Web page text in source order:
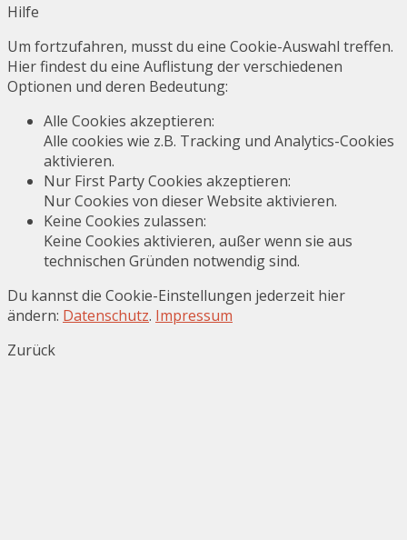
Hilfe
Um fortzufahren, musst du eine Cookie-Auswahl treffen.
Hier findest du eine Auflistung der verschiedenen
Optionen und deren Bedeutung:
Alle Cookies akzeptieren:
Alle cookies wie z.B. Tracking und Analytics-Cookies
aktivieren.
Nur First Party Cookies akzeptieren:
Nur Cookies von dieser Website aktivieren.
Keine Cookies zulassen:
Keine Cookies aktivieren, außer wenn sie aus
technischen Gründen notwendig sind.
Du kannst die Cookie-Einstellungen jederzeit hier
ändern: Datenschutz. Impressum
Zurück